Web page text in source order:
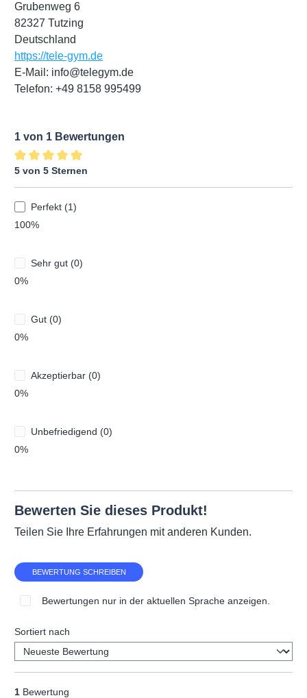
Grubenweg 6
82327 Tutzing
Deutschland
https://tele-gym.de
E-Mail: info@telegym.de
Telefon: +49 8158 995499
1 von 1 Bewertungen
Durchschnittliche Bewertung von 5 von 5 Sternen
5 von 5 Sternen
Perfekt (1)
100%
Sehr gut (0)
0%
Gut (0)
0%
Akzeptierbar (0)
0%
Unbefriedigend (0)
0%
Bewerten Sie dieses Produkt!
Teilen Sie Ihre Erfahrungen mit anderen Kunden.
BEWERTUNG SCHREIBEN
Bewertungen nur in der aktuellen Sprache anzeigen.
Sortiert nach
1 Bewertung